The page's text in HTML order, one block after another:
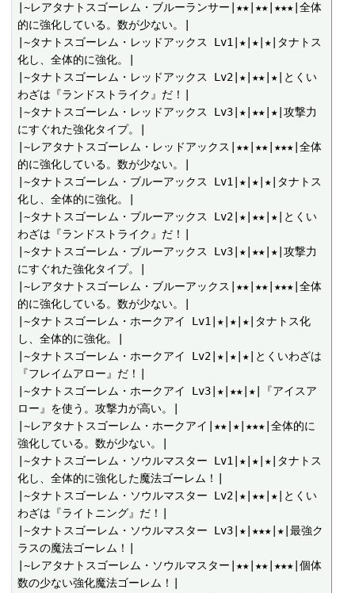
|~レアタナトスゴーレム・ブルーランサー|★★|★★|★★★|全体
的に強化している。数が少ない。|
|~タナトスゴーレム・レッドアックス Lv1|★|★|★|タナトス
化し、全体的に強化。|
|~タナトスゴーレム・レッドアックス Lv2|★|★★|★|とくい
わざは『ランドストライク』だ！|
|~タナトスゴーレム・レッドアックス Lv3|★|★★|★|攻撃力
にすぐれた強化タイプ。|
|~レアタナトスゴーレム・レッドアックス|★★|★★|★★★|全体
的に強化している。数が少ない。|
|~タナトスゴーレム・ブルーアックス Lv1|★|★|★|タナトス
化し、全体的に強化。|
|~タナトスゴーレム・ブルーアックス Lv2|★|★★|★|とくい
わざは『ランドストライク』だ！|
|~タナトスゴーレム・ブルーアックス Lv3|★|★★|★|攻撃力
にすぐれた強化タイプ。|
|~レアタナトスゴーレム・ブルーアックス|★★|★★|★★★|全体
的に強化している。数が少ない。|
|~タナトスゴーレム・ホークアイ Lv1|★|★|★|タナトス化
し、全体的に強化。|
|~タナトスゴーレム・ホークアイ Lv2|★|★|★|とくいわざは
『フレイムアロー』だ！|
|~タナトスゴーレム・ホークアイ Lv3|★|★★|★|『アイスア
ロー』を使う。攻撃力が高い。|
|~レアタナトスゴーレム・ホークアイ|★★|★|★★★|全体的に
強化している。数が少ない。|
|~タナトスゴーレム・ソウルマスター Lv1|★|★|★|タナトス
化し、全体的に強化した魔法ゴーレム！|
|~タナトスゴーレム・ソウルマスター Lv2|★|★★|★|とくい
わざは『ライトニング』だ！|
|~タナトスゴーレム・ソウルマスター Lv3|★|★★★|★|最強ク
ラスの魔法ゴーレム！|
|~レアタナトスゴーレム・ソウルマスター|★★|★★|★★★|個体
数の少ない強化魔法ゴーレム！|